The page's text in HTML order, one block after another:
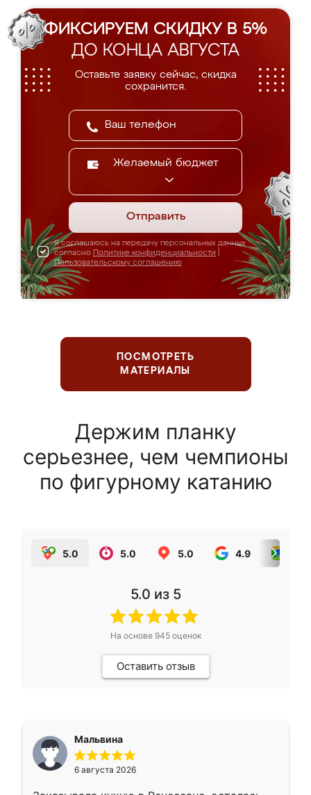
ФИКСИРУЕМ СКИДКУ В 5%
ДО КОНЦА АВГУСТА
Оставьте заявку сейчас, скидка
сохранится.
Желаемый бюджет
Отправить
Я соглашаюсь на передачу персональных данных
согласно Политике конфиденциальности
Пользовательскому соглашению
ПОСМОТРЕТЬ
МАТЕРИАЛЫ
Держим планку
серьезнее, чем чемпионы
по фигурному катанию
5.0 5.0 5.0 4.9
5.0 из 5
На основе 945оценок
Оставить отзыв
Мальвина
6 августа 2026